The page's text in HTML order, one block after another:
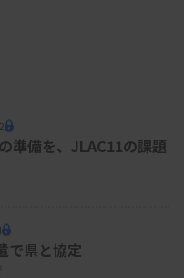
技術部エグゼクティ
臨床検査技師会所
に検討」
準備を、JLAC11の課題
で県と協定